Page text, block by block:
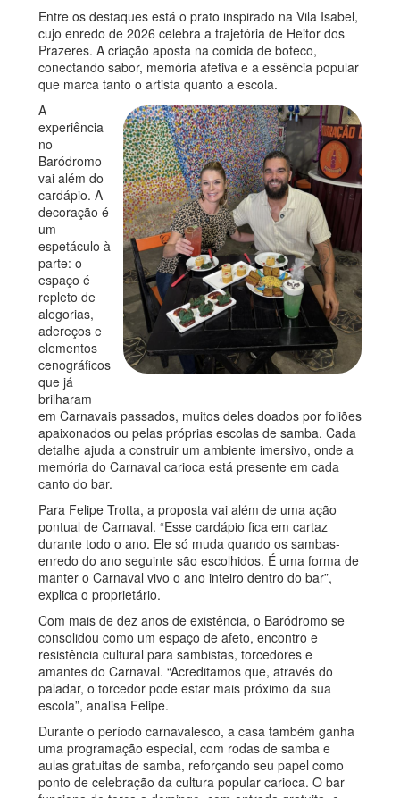
Entre os destaques está o prato inspirado na Vila Isabel,
cujo enredo de 2026 celebra a trajetória de Heitor dos
Prazeres. A criação aposta na comida de boteco,
conectando sabor, memória afetiva e a essência popular
que marca tanto o artista quanto a escola.
A
experiência
no
Baródromo
vai além do
cardápio. A
decoração é
um
espetáculo à
parte: o
espaço é
repleto de
alegorias,
adereços e
elementos
cenográficos
que já
brilharam
em Carnavais passados, muitos deles doados por foliões
apaixonados ou pelas próprias escolas de samba. Cada
detalhe ajuda a construir um ambiente imersivo, onde a
memória do Carnaval carioca está presente em cada
canto do bar.
Para Felipe Trotta, a proposta vai além de uma ação
pontual de Carnaval. “Esse cardápio fica em cartaz
durante todo o ano. Ele só muda quando os sambas-
enredo do ano seguinte são escolhidos. É uma forma de
manter o Carnaval vivo o ano inteiro dentro do bar”,
explica o proprietário.
Com mais de dez anos de existência, o Baródromo se
consolidou como um espaço de afeto, encontro e
resistência cultural para sambistas, torcedores e
amantes do Carnaval. “Acreditamos que, através do
paladar, o torcedor pode estar mais próximo da sua
escola”, analisa Felipe.
Durante o período carnavalesco, a casa também ganha
uma programação especial, com rodas de samba e
aulas gratuitas de samba, reforçando seu papel como
ponto de celebração da cultura popular carioca. O bar